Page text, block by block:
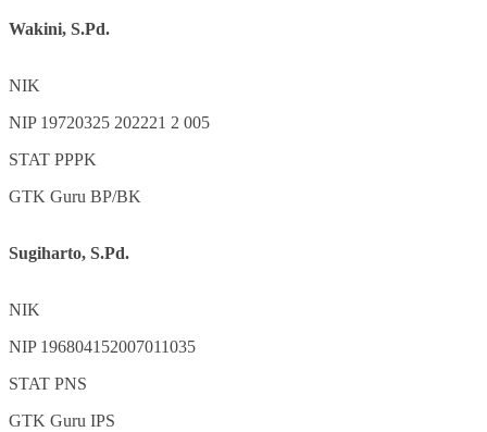
Wakini, S.Pd.
NIK
NIP 19720325 202221 2 005
STAT PPPK
GTK Guru BP/BK
Sugiharto, S.Pd.
NIK
NIP 196804152007011035
STAT PNS
GTK Guru IPS